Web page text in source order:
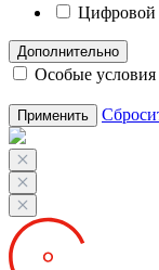
Цифровой
Дополнительно
Особые условия
Применить